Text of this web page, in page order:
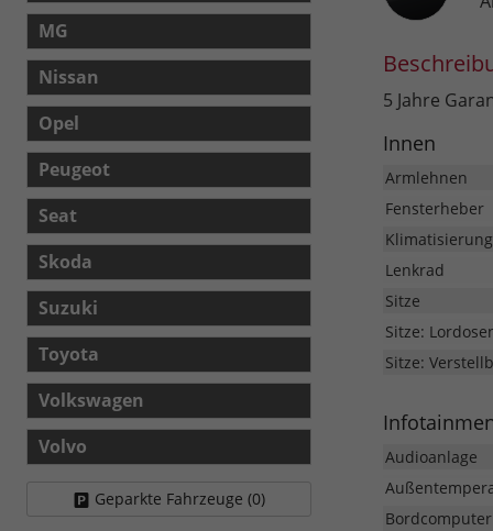
5 Jahre
Innen
Armlehnen
Fensterheber
Klimatisierung
Lenkrad
Sitze
Sitze:
Sitze:
Audioanlage
Bordcomputer
MG
Nissan
Opel
Peugeot
Seat
Skoda
Suzuki
Toyota
Volkswagen
Volvo
Geparkte Fahrzeuge (0)